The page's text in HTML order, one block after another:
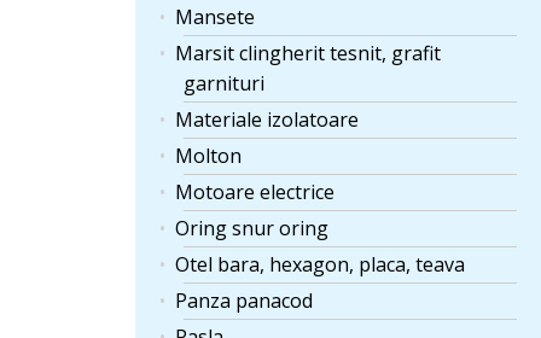
Mansete
Marsit clingherit tesnit, grafit
garnituri
Materiale izolatoare
Molton
Motoare electrice
Oring snur oring
Otel bara, hexagon, placa, teava
Panza panacod